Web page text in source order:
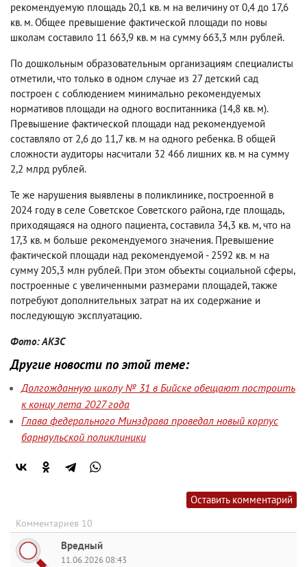
рекомендуемую площадь 20,1 кв. м на величину от 0,4 до 17,6
кв. м. Общее превышение фактической площади по новы
школам составило 11 663,9 кв. м на сумму 663,3 млн рублей.
По дошкольным образовательным организациям специалисты
отметили, что только в одном случае из 27 детский сад
построен с соблюдением минимально рекомендуемых
нормативов площади на одного воспитанника (14,8 кв. м).
Превышение фактической площади над рекомендуемой
составляло от 2,6 до 11,7 кв. м на одного ребенка. В общей
сложности аудиторы насчитали 32 466 лишних кв. м на сумму
2,2 млрд рублей.
Те же нарушения выявлены в поликлинике, построенной в
2024 году в селе Советское Советского района, где площадь,
приходящаяся на одного пациента, составила 34,3 кв. м, что на
17,3 кв. м больше рекомендуемого значения. Превышение
фактической площади над рекомендуемой - 2592 кв. м на
сумму 205,3 млн рублей. При этом объекты социальной сферы,
построенные с увеличенными размерами площадей, также
потребуют дополнительных затрат на их содержание и
последующую эксплуатацию.
Фото: АКЗС
Другие новости по этой теме:
Долгожданную школу № 31 в Бийске обещают построить
к концу лета 2027 года
Глава федерального Минздрава проведал новый корпус
барнаульской поликлиники
Оставить комментарий
Комментариев 10
Вредный
11.06.2026 08:43